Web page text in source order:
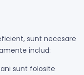
sunt necesare
includ:
sunt folosite